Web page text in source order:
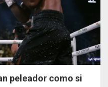
peleador como si